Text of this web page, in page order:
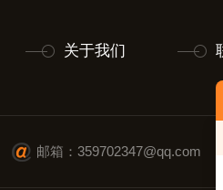
关于我们
邮箱：359702347@qq.com